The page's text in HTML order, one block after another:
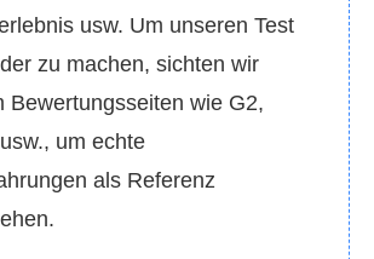
usw. Um unseren Test
zu machen, sichten wir
Bewertungsseiten wie G2,
um echte
als Referenz